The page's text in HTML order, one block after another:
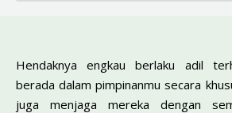
Hendaknya engkau berlaku adil
berada dalam pimpinanmu secara
juga menjaga mereka dengan